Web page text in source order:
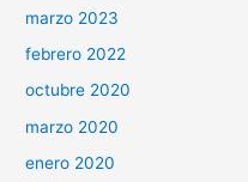
marzo 2023
febrero 2022
octubre 2020
marzo 2020
enero 2020